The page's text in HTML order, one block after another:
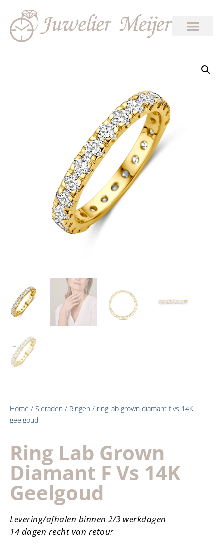
Home / Sieraden / Ringen / ring lab grown diamant f vs 14K
geelgoud
Ring Lab Grown
Diamant F Vs 14K
Geelgoud
Levering/afhalen binnen 2/3 werkdagen
14 dagen recht van retour